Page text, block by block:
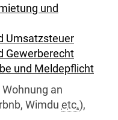
und
Umsatzsteuer
Gewerberecht
und Meldepflicht
an
Wimdu etc.),